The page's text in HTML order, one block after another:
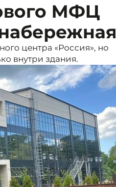
МФЦ
центра «Россия», но
внутри здания.